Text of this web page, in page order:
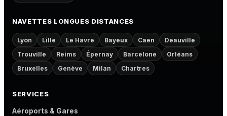
NAVETTES LONGUES DISTANCES
Lyon Lille Le Havre Bayeux Caen
Deauville
Trouville
Reims Épernay Barcelone
Orléans
Bruxelles
Genève Milan Chartres
SERVICES
Aéroports & Gares